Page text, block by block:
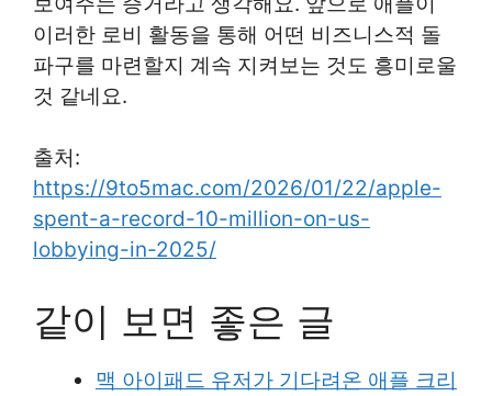
이러한 로비 활동을 통해 어떤 비즈니스적 돌
파구를 마련할지 계속 지켜보는 것도 흥미로울
것 같네요.
출처:
https://9to5mac.com/2026/01/22/apple-
spent-a-record-10-million-on-us-
lobbying-in-2025/
같이 보면 좋은 글
맥 아이패드 유저가 기다려온 애플 크리